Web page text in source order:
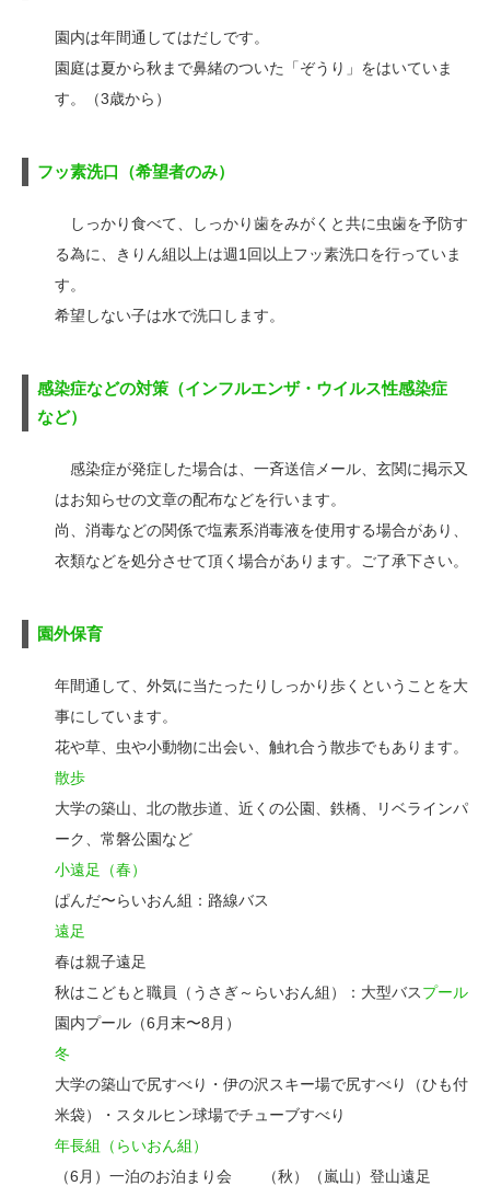
園内は年間通してはだしです。
園庭は夏から秋まで鼻緒のついた「ぞうり」をはいていま
す。（3歳から）
フッ素洗口（希望者のみ）
しっかり食べて、しっかり歯をみがくと共に虫歯を予防す
る為に、きりん組以上は週1回以上フッ素洗口を行っていま
す。
希望しない子は水で洗口します。
感染症などの対策（インフルエンザ・ウイルス性感染症
など）
感染症が発症した場合は、一斉送信メール、玄関に掲示又
はお知らせの文章の配布などを行います。
尚、消毒などの関係で塩素系消毒液を使用する場合があり、
衣類などを処分させて頂く場合があります。ご了承下さい。
園外保育
年間通して、外気に当たったりしっかり歩くということを大
事にしています。
花や草、虫や小動物に出会い、触れ合う散歩でもあります。
散歩
大学の築山、北の散歩道、近くの公園、鉄橋、リベラインパ
ーク、常磐公園など
小遠足（春）
ぱんだ〜らいおん組：路線バス
遠足
春は親子遠足
秋はこどもと職員（うさぎ～らいおん組）：大型バスプール
園内プール（6月末〜8月）
冬
大学の築山で尻すべり・伊の沢スキー場で尻すべり（ひも付
米袋）・スタルヒン球場でチューブすべり
年長組（らいおん組）
（6月）一泊のお泊まり会 （秋）（嵐山）登山遠足